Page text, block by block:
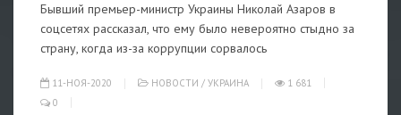
Бывший премьер-министр Украины Николай Азаров в
соцсетях рассказал, что ему было невероятно стыдно за
страну, когда из-за коррупции сорвалось
11-НОЯ-2020 НОВОСТИ / УКРАИНА
1 681
0